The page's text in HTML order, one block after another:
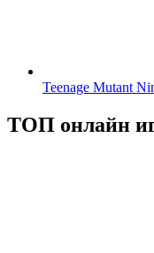
Teenage Mutant
ТОП онлайн